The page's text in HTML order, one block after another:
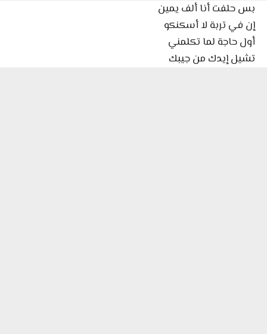
بس حلفت أنا ألف يمين
إن في تربة لا أسكنكو
أول حاجة لما تكلمني
تشيل إيدك من جيبك